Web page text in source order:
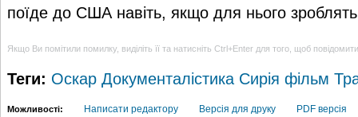
поїде до США навіть, якщо для нього
Якщо Ви помітили помилку, виділіть її та натисніть Ctrl+Enter для того, щоб
Теги: Оскар Документалістика Сирія фільм
Можливості: Написати редактору Версія для друку PDF версія